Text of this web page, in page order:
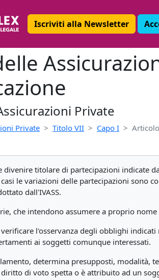
Iscriviti alla Newsletter
Private
Private Titolo VII Capo I
divenire titolare di partecipazioni indicate
casi le variazioni delle partecipazioni sono
dall'IVASS.
che intendono assumere a proprio
verificare l'osservanza degli obblighi
ai soggetti comunque interessati.
determina presupposti,
di voto spetta o è attribuito ad un